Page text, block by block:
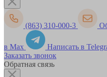
(863) 310-000-3
в Max
Написать в
Заказать звонок
Обратная связь